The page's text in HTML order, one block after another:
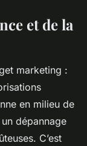
et de la
marketing :
en milieu de
dépannage
C’est